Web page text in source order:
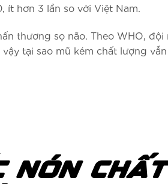
ít hơn 3 lần so với Việt Nam.
thương sọ não. Theo WHO,
tại sao mũ kém chất lượng
NÓN